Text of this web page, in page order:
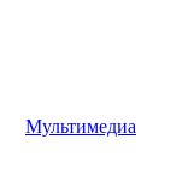
Мультимедиа